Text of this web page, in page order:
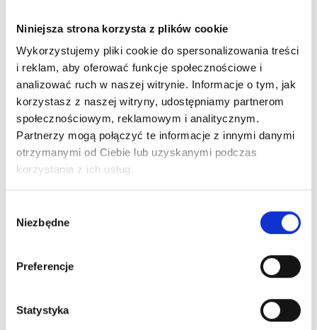
Niniejsza strona korzysta z plików cookie
Wykorzystujemy pliki cookie do spersonalizowania treści
i reklam, aby oferować funkcje społecznościowe i
analizować ruch w naszej witrynie. Informacje o tym, jak
korzystasz z naszej witryny, udostępniamy partnerom
społecznościowym, reklamowym i analitycznym.
Partnerzy mogą połączyć te informacje z innymi danymi
otrzymanymi od Ciebie lub uzyskanymi podczas
korzystania z ich usług.
zgody
Niezbędne
Preferencje
Statystyka
Nr Art.: 25445
Mikrowłącznik do
zabezpieczenia
zerwania linki art.
Cena detaliczna (brutto)
oczekiwanie na dostawę
Nr Art.: 25449-L.1
Zabezpieczenie
pęknięcia sprężyny na
Cena detaliczna (brutto)
/ szt.